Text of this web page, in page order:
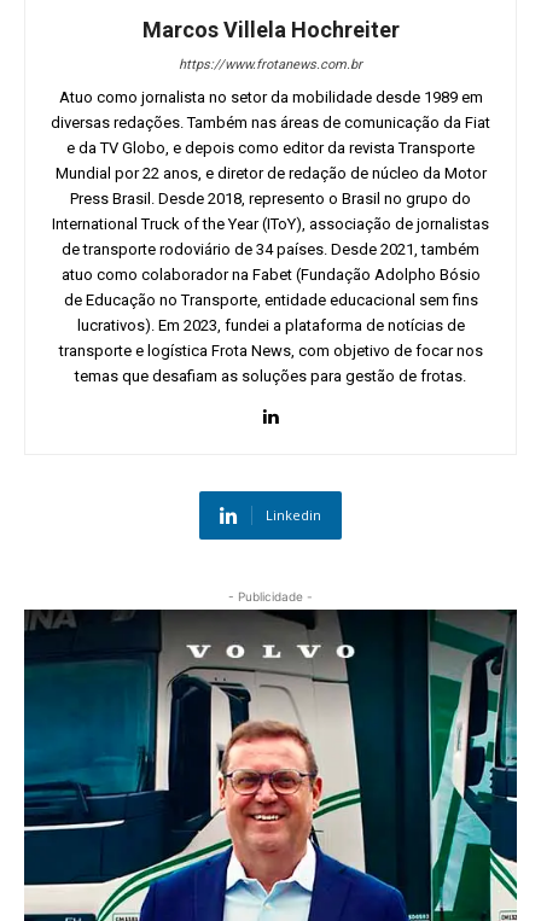
Marcos Villela Hochreiter
https://www.frotanews.com.br
Atuo como jornalista no setor da mobilidade desde 1989 em
diversas redações. Também nas áreas de comunicação da Fiat
e da TV Globo, e depois como editor da revista Transporte
Mundial por 22 anos, e diretor de redação de núcleo da Motor
Press Brasil. Desde 2018, represento o Brasil no grupo do
International Truck of the Year (IToY), associação de jornalistas
de transporte rodoviário de 34 países. Desde 2021, também
atuo como colaborador na Fabet (Fundação Adolpho Bósio
de Educação no Transporte, entidade educacional sem fins
lucrativos). Em 2023, fundei a plataforma de notícias de
transporte e logística Frota News, com objetivo de focar nos
temas que desafiam as soluções para gestão de frotas.
Linkedin
- Publicidade -